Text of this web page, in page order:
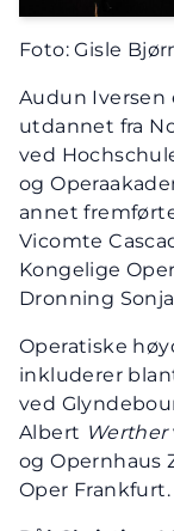
Foto: Gisle
Audun Iversen
utdannet fra
ved
og
annet
Vicomte
Kongelige
Dronning
Operatiske
inkluderer
ved
Albert Werther
og Opernhaus
Oper Frankfurt.